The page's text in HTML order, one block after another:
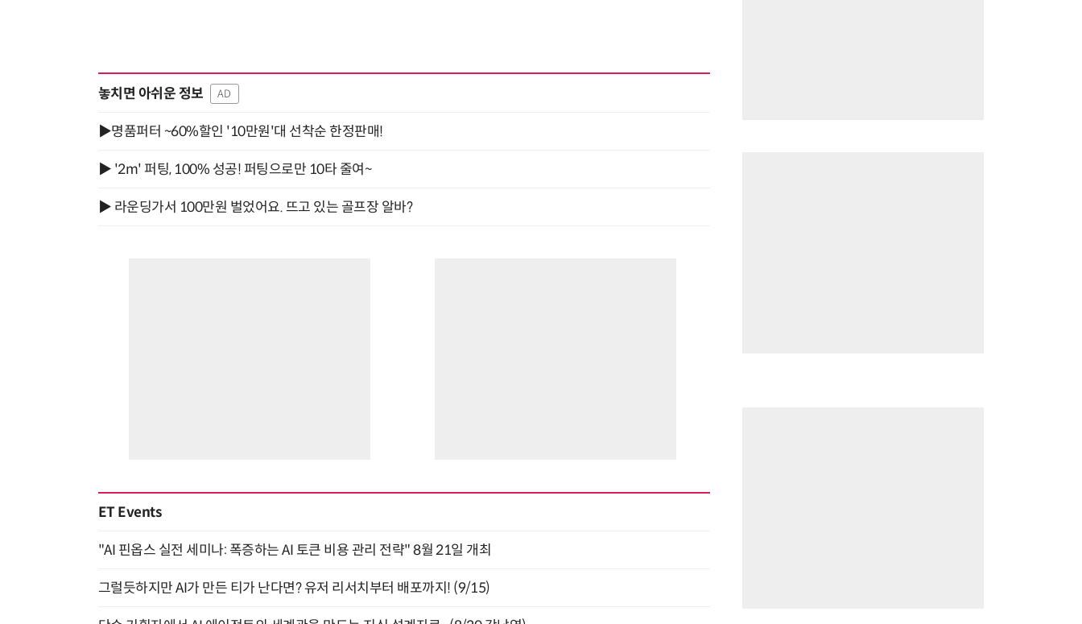
놓치면 아쉬운 정보 AD
▶명품퍼터 ~60%할인 '10만원'대 선착순 한정판매!
▶ '2m' 퍼팅, 100% 성공! 퍼팅으로만 10타 줄여~
▶ 라운딩가서 100만원 벌었어요. 뜨고 있는 골프장 알바?
ET Events
"AI 핀옵스 실전 세미나: 폭증하는 AI 토큰 비용 관리 전략" 8월 21일 개최
그럴듯하지만 AI가 만든 티가 난다면? 유저 리서치부터 배포까지! (9/15)